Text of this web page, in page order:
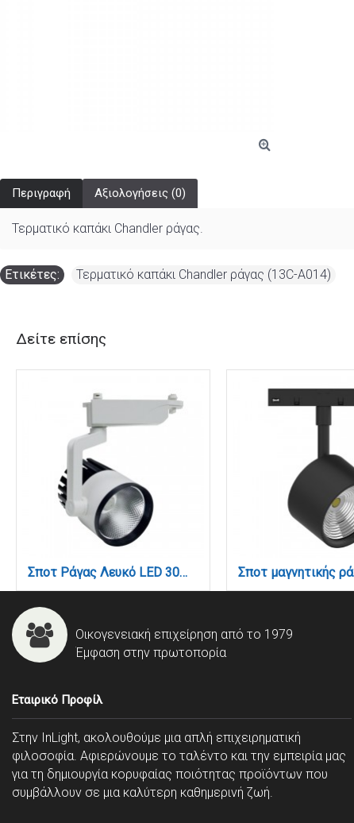
Περιγραφή Αξιολογήσεις (0)
Τερματικό καπάκι Chandler ράγας.
Ετικέτες: Τερματικό καπάκι Chandler ράγας (13C-A014)
Δείτε επίσης
Σποτ Ράγας Λευκό LED 30W 3000K D:10cmX23cm (T00101-WH)
Οικογενειακή επιχείρηση από το 1979
Έμφαση στην πρωτοπορία
Εταιρικό Προφίλ
Στην InLight, ακολουθούμε μια απλή επιχειρηματική
φιλοσοφία. Αφιερώνουμε το ταλέντο και την εμπειρία μας
για τη δημιουργία κορυφαίας ποιότητας προϊόντων που
συμβάλλουν σε μια καλύτερη καθημερινή ζωή.